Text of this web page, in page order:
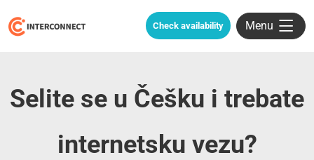
Check availability Menu
Selite se u Češku i trebate
internetsku vezu?